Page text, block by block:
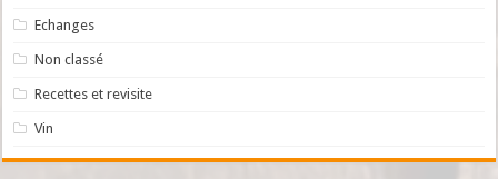
Echanges
Non classé
Recettes et revisite
Vin